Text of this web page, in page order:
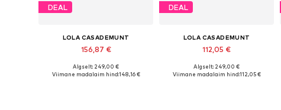
DEAL
LOLA CASADEMUNT
156,87 €
Algselt: 249,00 €
Viimane madalaim hind:148,16 €
DEAL
LOLA CASADEMUNT
112,05 €
Algselt: 249,00 €
Viimane madalaim hind:112,05 €